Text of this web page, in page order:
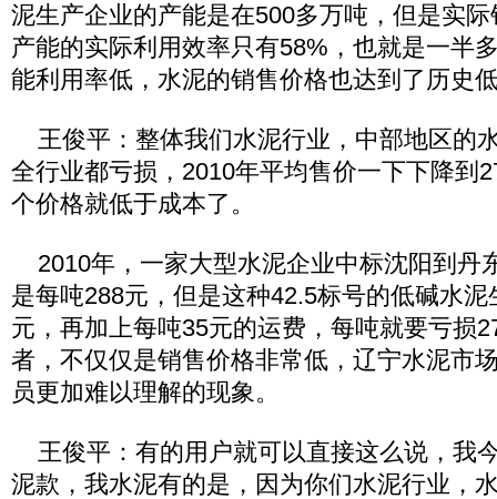
泥生产企业的产能是在500多万吨，但是实
产能的实际利用效率只有58%，也就是一半
能利用率低，水泥的销售价格也达到了历史
王俊平：整体我们水泥行业，中部地区的
全行业都亏损，2010年平均售价一下下降到
个价格就低于成本了。
2010年，一家大型水泥企业中标沈阳到丹
是每吨288元，但是这种42.5标号的低碱水
元，再加上每吨35元的运费，每吨就要亏损
者，不仅仅是销售价格非常低，辽宁水泥市
员更加难以理解的现象。
王俊平：有的用户就可以直接这么说，我
泥款，我水泥有的是，因为你们水泥行业，